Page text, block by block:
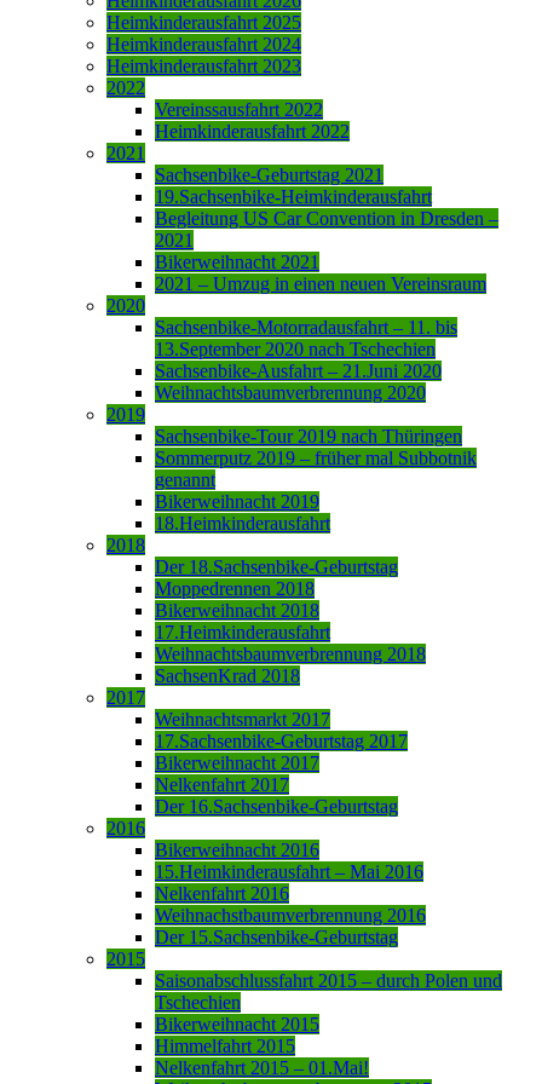
Heimkinderausfahrt 2025
Heimkinderausfahrt 2024
Heimkinderausfahrt 2023
2022
Vereinssausfahrt 2022
Heimkinderausfahrt 2022
2021
Sachsenbike-Geburtstag 2021
19.Sachsenbike-Heimkinderausfahrt
Begleitung US Car Convention in Dresden –
2021
Bikerweihnacht 2021
2021 – Umzug in einen neuen Vereinsraum
2020
Sachsenbike-Motorradausfahrt – 11. bis
13.September 2020 nach Tschechien
Sachsenbike-Ausfahrt – 21.Juni 2020
Weihnachtsbaumverbrennung 2020
2019
Sachsenbike-Tour 2019 nach Thüringen
Sommerputz 2019 – früher mal Subbotnik
genannt
Bikerweihnacht 2019
18.Heimkinderausfahrt
2018
Der 18.Sachsenbike-Geburtstag
Moppedrennen 2018
Bikerweihnacht 2018
17.Heimkinderausfahrt
Weihnachtsbaumverbrennung 2018
SachsenKrad 2018
2017
Weihnachtsmarkt 2017
17.Sachsenbike-Geburtstag 2017
Bikerweihnacht 2017
Nelkenfahrt 2017
Der 16.Sachsenbike-Geburtstag
2016
Bikerweihnacht 2016
15.Heimkinderausfahrt – Mai 2016
Nelkenfahrt 2016
Weihnachstbaumverbrennung 2016
Der 15.Sachsenbike-Geburtstag
2015
Saisonabschlussfahrt 2015 – durch Polen und
Tschechien
Bikerweihnacht 2015
Himmelfahrt 2015
Nelkenfahrt 2015 – 01.Mai!